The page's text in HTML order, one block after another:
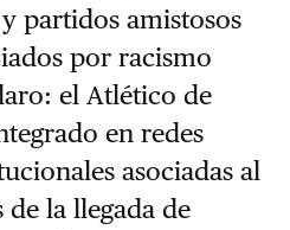
partidos amistosos
por racismo
el Atlético de
en redes
asociadas al
de la llegada de